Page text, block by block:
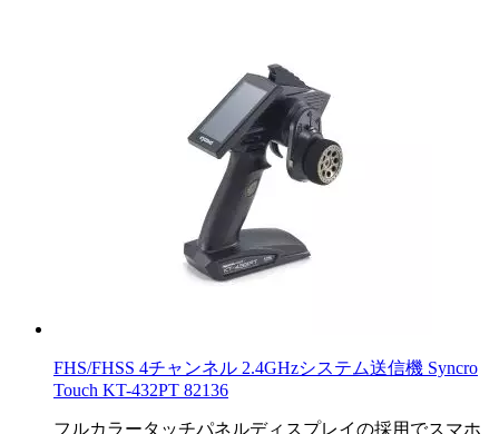
FHS/FHSS 4チャンネル 2.4GHzシステム送信機 Syncro
Touch KT-432PT 82136
フルカラータッチパネルディスプレイの採用でスマホ